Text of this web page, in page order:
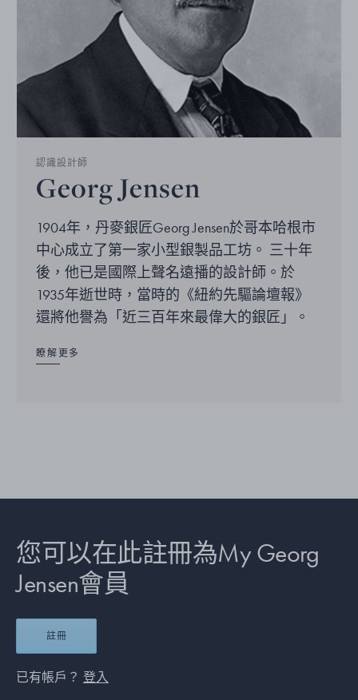
認識設計師
Georg Jensen
1904年，丹麥銀匠Georg Jensen於哥本哈根市
中心成立了第一家小型銀製品工坊。 三十年
後，他已是國際上聲名遠播的設計師。於
1935年逝世時，當時的《紐約先驅論壇報》
還將他譽為「近三百年來最偉大的銀匠」。
瞭解更多
您可以在此註冊為My Georg
Jensen會員
註冊
已有帳戶？ 登入